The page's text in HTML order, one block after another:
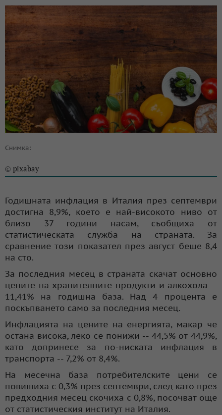
Снимка:
© pixabay
Годишната инфлация в Италия през септември
достигна 8,9%, което е най-високото ниво от
близо 37 години насам, съобщиха от
статистическата служба на страната. За
сравнение този показател през август беше 8,4
на сто.
За последния месец в страната скачат основно
цените на хранителните продукти и алкохола –
11,41% на годишна база. Над 4 процента е
поскъпването само за последния месец.
Инфлацията на цените на енергията, макар че
остана висока, леко се понижи -- 44,5% от 44,9%,
като допринесе за по-ниската инфлация в
транспорта -- 7,2% от 8,4%.
На месечна база потребителските цени се
повишиха с 0,3% през септември, след като през
предходния месец скочиха с 0,8%, посочват още
от статистическия институт на Италия.